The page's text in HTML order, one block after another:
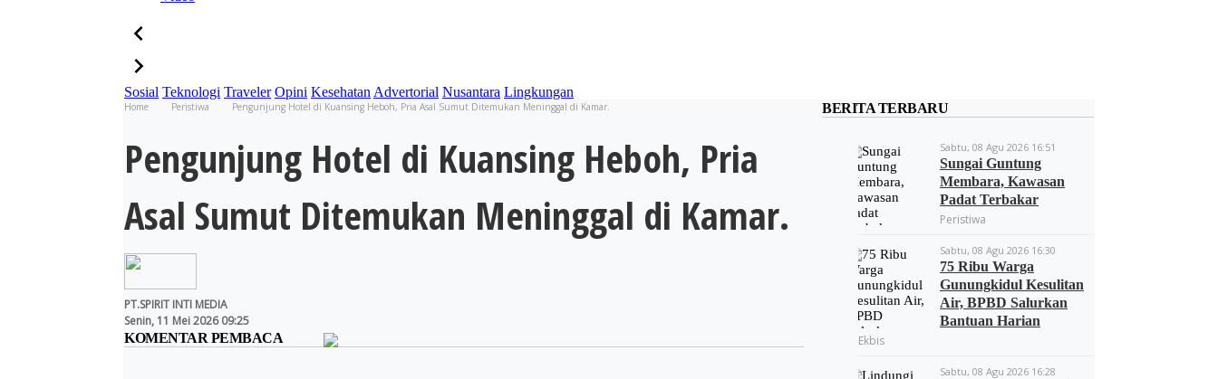
Sosial Teknologi Traveler Opini Kesehatan Advertorial Nusantara Lingkungan
Home Peristiwa Pengunjung Hotel di Kuansing Heboh, Pria Asal Sumut Ditemukan Meninggal di Kamar.
Pengunjung Hotel di Kuansing Heboh, Pria
Asal Sumut Ditemukan Meninggal di Kamar.
PT.SPIRIT INTI MEDIA
Senin, 11 Mei 2026 09:25
KOMENTAR PEMBACA
BERITA TERBARU
Sabtu, 08 Agu 2026 16:51
Sungai Guntung
Membara, Kawasan
Padat Terbakar
Peristiwa
Sabtu, 08 Agu 2026 16:30
75 Ribu Warga
Gunungkidul Kesulitan
Air, BPBD Salurkan
Bantuan Harian
Ekbis
Sabtu, 08 Agu 2026 16:28